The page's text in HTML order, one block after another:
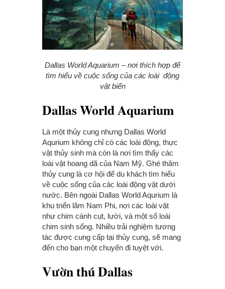
Dallas World Aquarium – nơi thích hợp để
tìm hiểu về cuộc sống của các loài động
vật biển
Dallas World Aquarium
Là một thủy cung nhưng Dallas World
Aqurium không chỉ có các loài động, thực
vật thủy sinh mà còn là nơi tìm thấy các
loài vật hoang dã của Nam Mỹ. Ghé thăm
thủy cung là cơ hội để du khách tìm hiểu
về cuộc sống của các loài động vật dưới
nước. Bên ngoài Dallas World Aqurium là
khu triển lãm Nam Phi, nơi các loài vật
như chim cánh cụt, lười, và một số loài
chim sinh sống. Nhiều trải nghiệm tương
tác được cung cấp tại thủy cung, sẽ mang
đến cho bạn một chuyến đi tuyệt với.
Vườn thú Dallas